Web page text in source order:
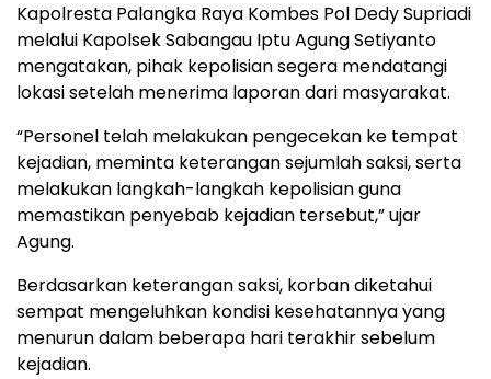
Kapolresta Palangka Raya Kombes Pol Dedy Supriadi
melalui Kapolsek Sabangau Iptu Agung Setiyanto
mengatakan, pihak kepolisian segera mendatangi
lokasi setelah menerima laporan dari masyarakat.
“Personel telah melakukan pengecekan ke tempat
kejadian, meminta keterangan sejumlah saksi, serta
melakukan langkah-langkah kepolisian guna
memastikan penyebab kejadian tersebut,” ujar
Agung.
Berdasarkan keterangan saksi, korban diketahui
sempat mengeluhkan kondisi kesehatannya yang
menurun dalam beberapa hari terakhir sebelum
kejadian.